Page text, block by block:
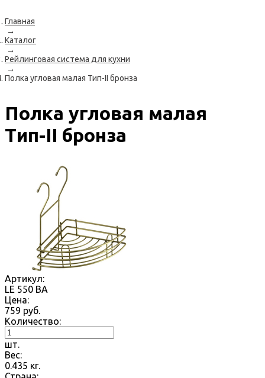
Главная
→
Каталог
→
Рейлинговая система для кухни
→
Полка угловая малая Тип-II бронза
Полка угловая малая
Тип-II бронза
Артикул:
LE 550 BA
Цена:
759 руб.
Количество:
шт.
Вес:
0.435 кг.